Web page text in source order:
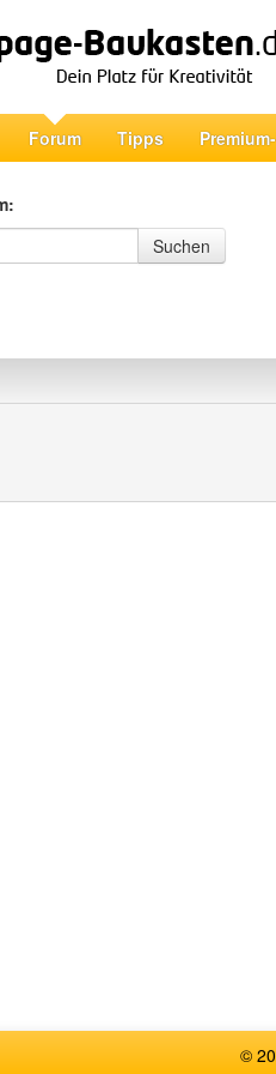
Forum Tipps
Suchen
©